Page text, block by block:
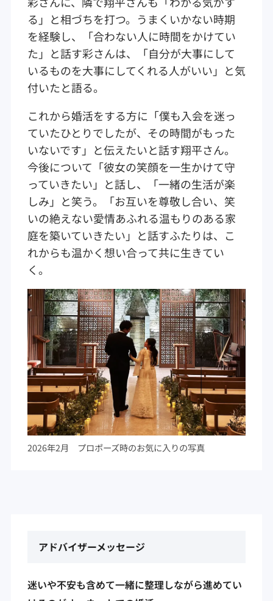
る」と相づちを打つ。うまくいかない時期
を経験し、「合わない人に時間をかけてい
た」と話す彩さんは、「自分が大事にして
いるものを大事にしてくれる人がいい」と気
付いたと語る。
これから婚活をする方に「僕も入会を迷っ
ていたひとりでしたが、その時間がもった
いないです」と伝えたいと話す翔平さん。
今後について「彼女の笑顔を一生かけて守
っていきたい」と話し、「一緒の生活が楽
しみ」と笑う。「お互いを尊敬し合い、笑
いの絶えない愛情あふれる温もりのある家
庭を築いていきたい」と話すふたりは、こ
れからも温かく想い合って共に生きてい
く。
2026年2月 プロポーズ時のお気に入りの写真
アドバイザーメッセージ
迷いや不安も含めて一緒に整理しながら進めてい